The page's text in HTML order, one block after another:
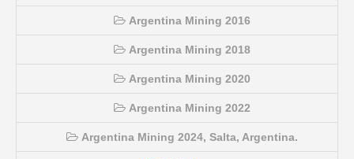
Argentina Mining 2016
Argentina Mining 2018
Argentina Mining 2020
Argentina Mining 2022
Argentina Mining 2024, Salta, Argentina.